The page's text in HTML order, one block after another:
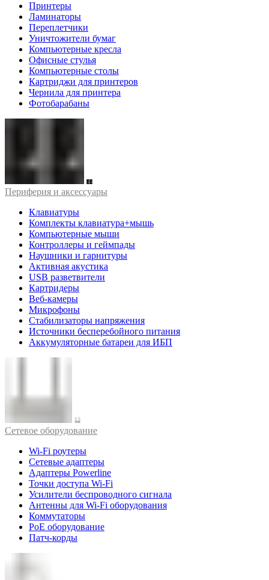
Принтеры
Ламинаторы
Переплетчики
Уничтожители бумаг
Компьютерные кресла
Офисные стулья
Компьютерные столы
Картриджи для принтеров
Чернила для принтера
Фотобарабаны
Периферия и аксессуары
Клавиатуры
Комплекты клавиатура+мышь
Компьютерные мыши
Контроллеры и геймпады
Наушники и гарнитуры
Активная акустика
USB разветвители
Картридеры
Веб-камеры
Микрофоны
Стабилизаторы напряжения
Источники бесперебойного питания
Аккумуляторные батареи для ИБП
Cетевое оборудование
Wi-Fi роутеры
Сетевые адаптеры
Адаптеры Powerline
Точки доступа Wi-Fi
Усилители беспроводного сигнала
Антенны для Wi-Fi оборудования
Коммутаторы
PoE оборудование
Патч-корды